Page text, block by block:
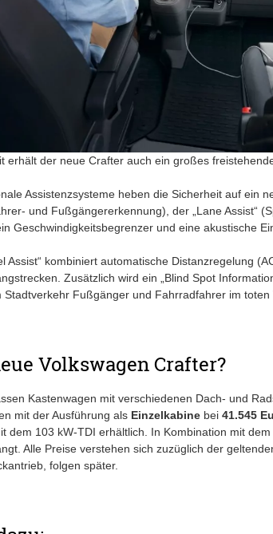
erhält der neue Crafter auch ein großes
Assistenzsysteme heben die Sicherheit auf ein
und Fußgängererkennung), der „Lane Assist“
Geschwindigkeitsbegrenzer und eine akustische
Assist“ kombiniert automatische Distanzregelung
Zusätzlich wird ein „Blind Spot
Fußgänger und Fahrradfahrer im toten
Volkswagen Crafter?
Kastenwagen mit verschiedenen Dach- und
mit der Ausführung als Einzelkabinebei 41.545
dem 103 kW-TDI erhältlich. In Kombination mit
Alle Preise verstehen sich zuzüglich der
folgen später.